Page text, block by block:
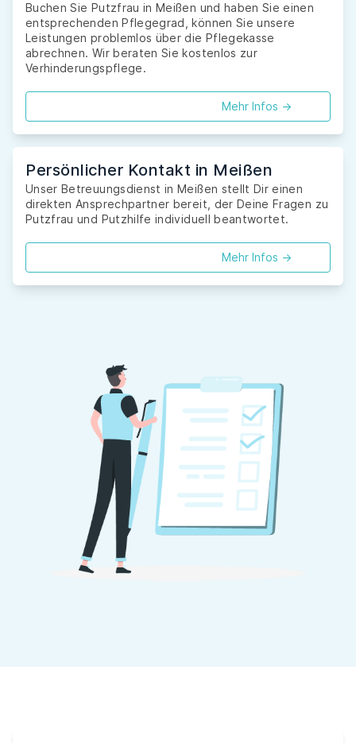
Buchen Sie Putzfrau in Meißen und haben Sie einen
entsprechenden Pflegegrad, können Sie unsere
Leistungen problemlos über die Pflegekasse
abrechnen. Wir beraten Sie kostenlos zur
Verhinderungspflege.
Mehr Infos ->
Persönlicher Kontakt in Meißen
Unser Betreuungsdienst in Meißen stellt Dir einen
direkten Ansprechpartner bereit, der Deine Fragen zu
Putzfrau und Putzhilfe individuell beantwortet.
Mehr Infos ->